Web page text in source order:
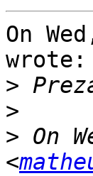
On
wrote:
>
>
> On
<